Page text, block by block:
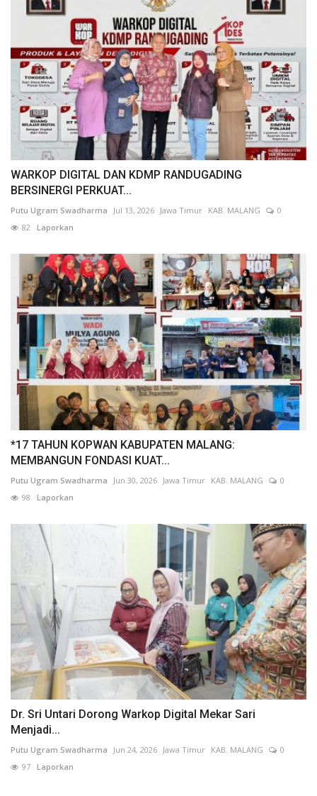
WARKOP DIGITAL DAN KDMP RANDUGADING
BERSINERGI PERKUAT...
Putu Ugram Swadharma Jul 13, 2026 Jawa Timur KAB. MALANG
0
82 Laporkan
*17 TAHUN KOPWAN KABUPATEN MALANG:
MEMBANGUN FONDASI KUAT...
Putu Ugram Swadharma Jun 30, 2026 Jawa Timur KAB. MALANG
0
98 Laporkan
Dr. Sri Untari Dorong Warkop Digital Mekar Sari
Menjadi...
Putu Ugram Swadharma Jun 24, 2026 Jawa Timur KAB. MALANG
0
97 Laporkan